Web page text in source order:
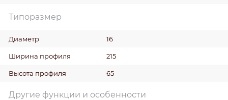
Типоразмер
Диаметр 16
Ширина профиля 215
Высота профиля 65
Другие функции и особенности